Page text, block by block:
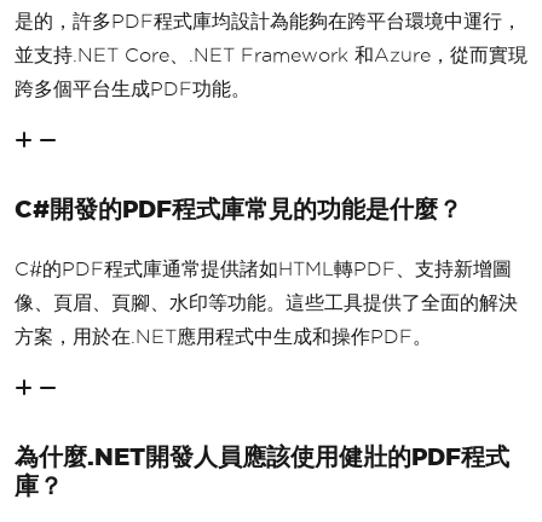
是的，許多PDF程式庫均設計為能夠在跨平台環境中運行，
並支持.NET Core、.NET Framework 和Azure，從而實現
跨多個平台生成PDF功能。
C#開發的PDF程式庫常見的功能是什麼？
C#的PDF程式庫通常提供諸如HTML轉PDF、支持新增圖
像、頁眉、頁腳、水印等功能。這些工具提供了全面的解決
方案，用於在.NET應用程式中生成和操作PDF。
為什麼.NET開發人員應該使用健壯的PDF程式
庫？